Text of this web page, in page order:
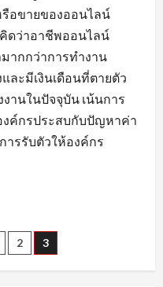
อขายของออนไลน์
ดว่าอาชีพออนไลน์
ากกว่าการทำงาน
ละมีเงินเดือนที่ตายตัว
านในปัจจุบัน เน้นการ
งค์กรประสบกับปัญหาค่า
ารรับตัวให้องค์กร
2 3